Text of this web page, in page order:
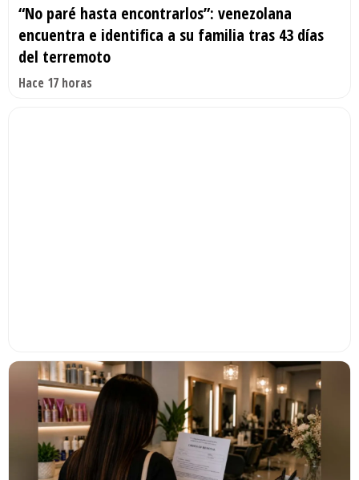
“No paré hasta encontrarlos”: venezolana
encuentra e identifica a su familia tras 43 días
del terremoto
Hace 17 horas